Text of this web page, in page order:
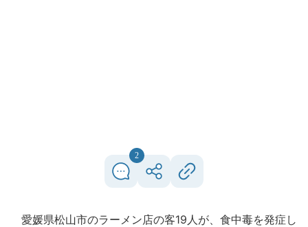
2
愛媛県松山市のラーメン店の客19人が、食中毒を発症し